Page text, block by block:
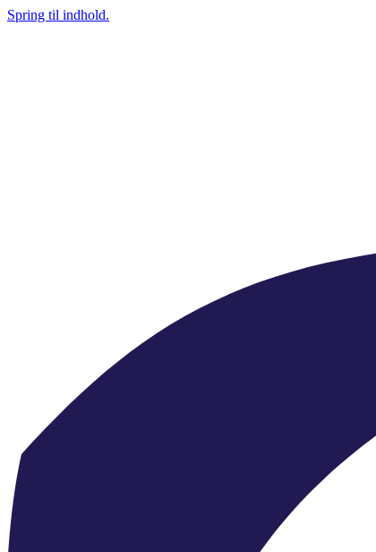
Spring til indhold.